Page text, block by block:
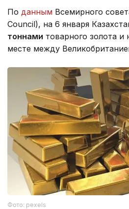
По данным Всемирного
Council), на 6 января
тоннами товарного золота
месте между
Фото: pexels